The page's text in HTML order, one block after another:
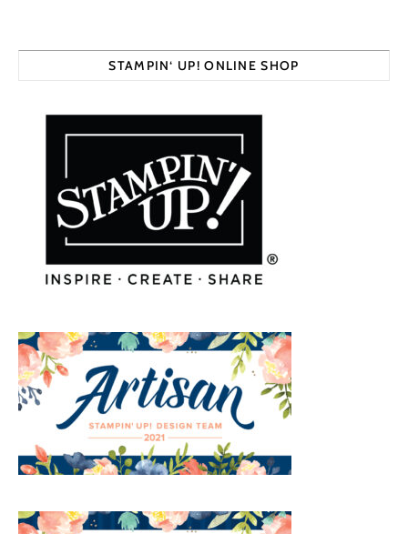
STAMPIN‘ UP! ONLINE SHOP